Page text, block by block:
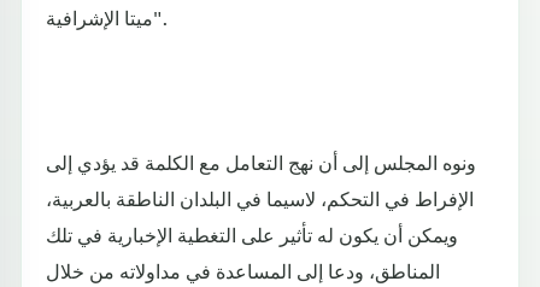
ميتا الإشرافية".
ونوه المجلس إلى أن نهج التعامل مع الكلمة قد يؤدي إلى
الإفراط في التحكم، لاسيما في البلدان الناطقة بالعربية،
ويمكن أن يكون له تأثير على التغطية الإخبارية في تلك
المناطق، ودعا إلى المساعدة في مداولاته من خلال